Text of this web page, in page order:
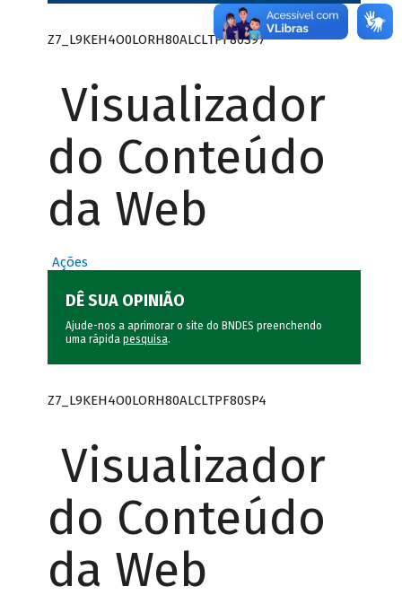
Z7_L9KEH4O0LORH80ALCLTPF80S97
Visualizador
do Conteúdo
da Web
Ações
DÊ SUA OPINIÃO
Ajude-nos a aprimorar o site do BNDES preenchendo
uma rápida pesquisa.
Z7_L9KEH4O0LORH80ALCLTPF80SP4
Visualizador
do Conteúdo
da Web